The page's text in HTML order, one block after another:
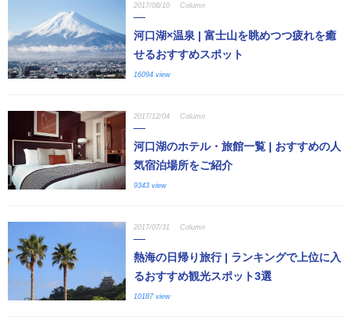
2017/08/10 Column
河口湖×温泉 | 富士山を眺めつつ疲れを癒
せるおすすめスポット
16094 view
2017/12/04 Column
河口湖のホテル・旅館一覧 | おすすめの人
気宿泊場所をご紹介
9343 view
2017/07/31 Column
熱海の日帰り旅行 | ランキングで上位に入
るおすすめ観光スポット3選
10187 view